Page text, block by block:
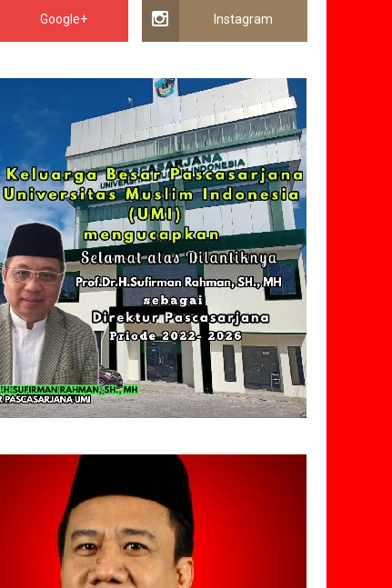
Google+ Instagram